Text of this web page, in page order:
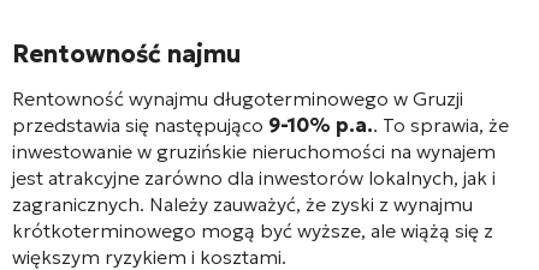
Rentowność najmu
Rentowność wynajmu długoterminowego w Gruzji
przedstawia się następująco 9-10% p.a.. To sprawia, że
inwestowanie w gruzińskie nieruchomości na wynajem
jest atrakcyjne zarówno dla inwestorów lokalnych, jak i
zagranicznych. Należy zauważyć, że zyski z wynajmu
krótkoterminowego mogą być wyższe, ale wiążą się z
większym ryzykiem i kosztami.